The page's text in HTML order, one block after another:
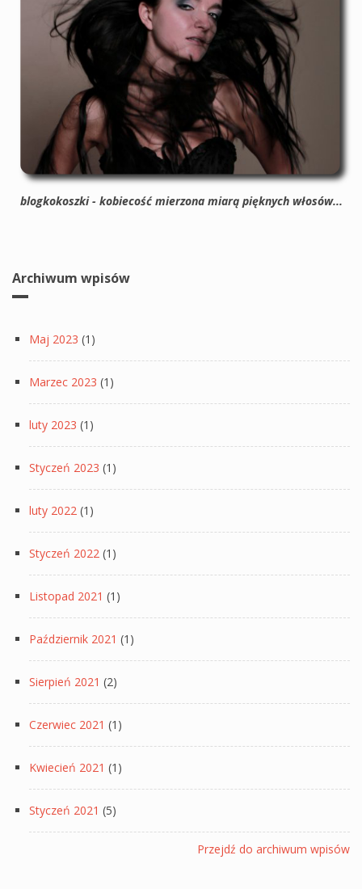
blogkokoszki - kobiecość mierzona miarą pięknych włosów...
Archiwum wpisów
Maj 2023 (1)
Marzec 2023 (1)
luty 2023 (1)
Styczeń 2023 (1)
luty 2022 (1)
Styczeń 2022 (1)
Listopad 2021 (1)
Październik 2021 (1)
Sierpień 2021 (2)
Czerwiec 2021 (1)
Kwiecień 2021 (1)
Styczeń 2021 (5)
Przejdź do archiwum wpisów